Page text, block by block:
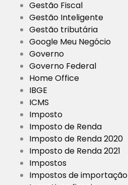
Gestão Fiscal
Gestão Inteligente
Gestão tributária
Google Meu Negócio
Governo
Governo Federal
Home Office
IBGE
ICMS
Imposto
Imposto de Renda
Imposto de Renda 2020
Imposto de Renda 2021
Impostos
Impostos de importação